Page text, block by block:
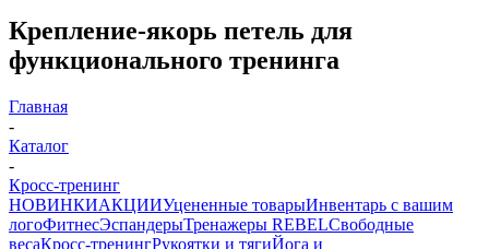
Крепление-якорь петель для
функционального тренинга
Главная
-
Каталог
-
Кросс-тренинг
НОВИНКИАКЦИИУцененные товарыИнвентарь с вашим
логоФитнесЭспандерыТренажеры REBELСвободные
весаКросс-тренингРукоятки и тягиЙога и